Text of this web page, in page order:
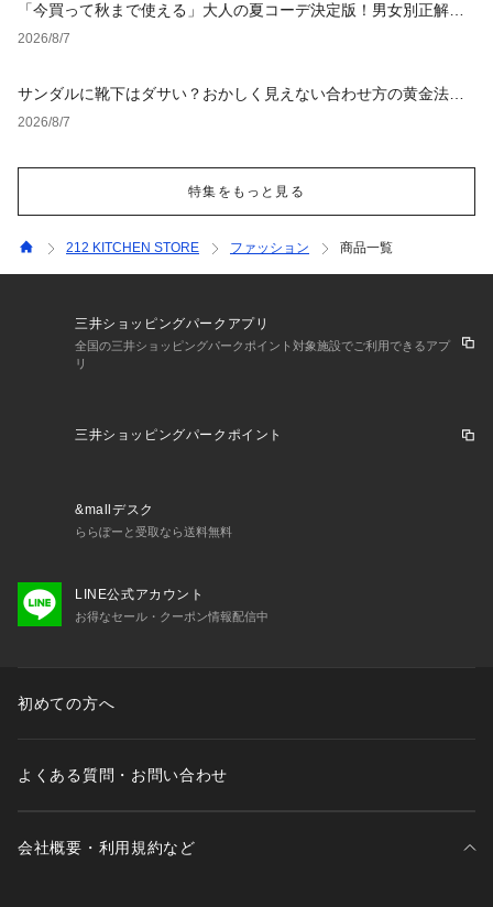
「今買って秋まで使える」大人の夏コーデ決定版！男女別正解ス
タイルとNGな着こなし
2026/8/7
サンダルに靴下はダサい？おかしく見えない合わせ方の黄金法則
と男女別おすすめコーデ
2026/8/7
特集をもっと見る
212 KITCHEN STORE ファッション 商品一覧
三井ショッピングパークアプリ
全国の三井ショッピングパークポイント対象施設でご利用できるアプ
リ
三井ショッピングパークポイント
&mallデスク
ららぽーと受取なら送料無料
LINE公式アカウント
お得なセール・クーポン情報配信中
初めての方へ
よくある質問・お問い合わせ
会社概要・利用規約など